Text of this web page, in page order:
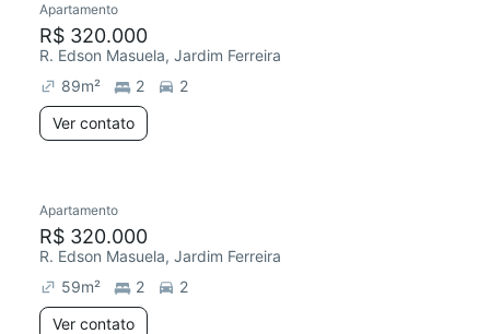
Redecorar
Apartamento
R$ 320.000
R. Edson Masuela, Jardim Ferreira
89m² 2
2
Ver contato
Apartamento
R$ 320.000
R. Edson Masuela, Jardim Ferreira
59m² 2
2
Ver contato